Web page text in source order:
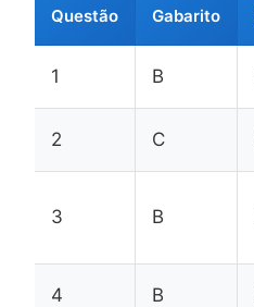
Questão Gabarito
1 B
2 C
3 B
4 B